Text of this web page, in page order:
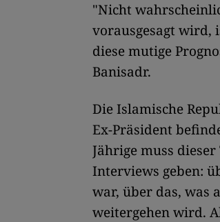
"Nicht
vorausgesagt wird,
diese mutige
Banisadr.
Die Islamische
Ex-Präsident
Jährige muss
Interviews geben:
war, über das, was
weitergehen wird.